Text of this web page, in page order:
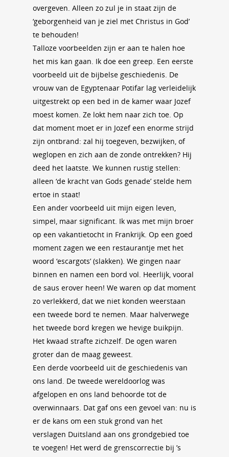
overgeven. Alleen zo zul je in staat zijn de
‘geborgenheid van je ziel met Christus in God’
te behouden!
Talloze voorbeelden zijn er aan te halen hoe
het mis kan gaan. Ik doe een greep. Een eerste
voorbeeld uit de bijbelse geschiedenis. De
vrouw van de Egyptenaar Potifar lag verleidelijk
uitgestrekt op een bed in de kamer waar Jozef
moest komen. Ze lokt hem naar zich toe. Op
dat moment moet er in Jozef een enorme strijd
zijn ontbrand: zal hij toegeven, bezwijken, of
weglopen en zich aan de zonde ontrekken? Hij
deed het laatste. We kunnen rustig stellen:
alleen ‘de kracht van Gods genade’ stelde hem
ertoe in staat!
Een ander voorbeeld uit mijn eigen leven,
simpel, maar significant. Ik was met mijn broer
op een vakantietocht in Frankrijk. Op een goed
moment zagen we een restaurantje met het
woord ‘escargots’ (slakken). We gingen naar
binnen en namen een bord vol. Heerlijk, vooral
de saus erover heen! We waren op dat moment
zo verlekkerd, dat we niet konden weerstaan
een tweede bord te nemen. Maar halverwege
het tweede bord kregen we hevige buikpijn.
Het kwaad strafte zichzelf. De ogen waren
groter dan de maag geweest.
Een derde voorbeeld uit de geschiedenis van
ons land. De tweede wereldoorlog was
afgelopen en ons land behoorde tot de
overwinnaars. Dat gaf ons een gevoel van: nu is
er de kans om een stuk grond van het
verslagen Duitsland aan ons grondgebied toe
te voegen! Het werd de grenscorrectie bij ’s